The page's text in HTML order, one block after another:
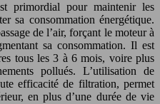
primordial pour maintenir les
sa consommation énergétique.
de l’air, forçant le moteur à
sa consommation. Il est
tous les 3 à 6 mois, voire plus
pollués. L’utilisation de
efficacité de filtration, permet
en plus d’une durée de vie